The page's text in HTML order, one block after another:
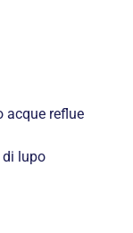
acque reflue
di lupo